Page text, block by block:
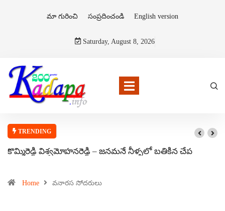
మా గురించి సంప్రదించండి English version
Saturday, August 8, 2026
TRENDING
కొమ్మిరెడ్డి విశ్వమోహనరెడ్డి – జనమనే నీళ్ళలో బతికిన చేప
Home వనారస సోదరులు